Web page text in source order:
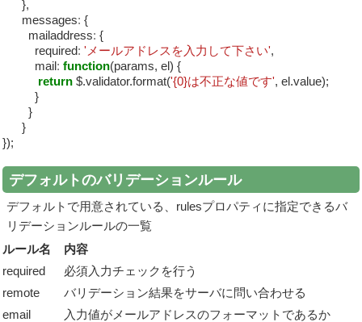
},
messages: {
mailaddress: {
required: 'メールアドレスを入力して下さい',
mail: function(params, el) {
return $.validator.format('{0}は不正な値です', el.value);
}
}
}
});
デフォルトのバリデーションルール
デフォルトで用意されている、rulesプロパティに指定できるバ
リデーションルールの一覧
ルール名
内容
required
必須入力チェックを行う
remote
バリデーション結果をサーバに問い合わせる
email
入力値がメールアドレスのフォーマットであるか